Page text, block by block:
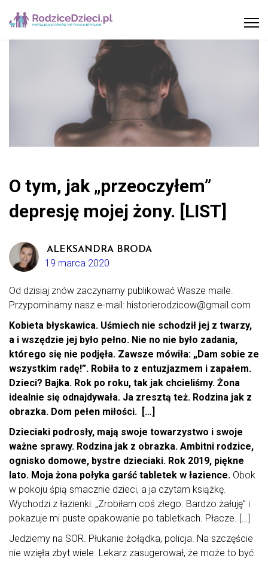
O tym, jak „przeoczyłem”
depresję mojej żony. [LIST]
ALEKSANDRA BRODA
19 marca 2020
Od dzisiaj znów zaczynamy publikować Wasze maile.
Przypominamy nasz e-mail: historierodzicow@gmail.com
Kobieta błyskawica. Uśmiech nie schodził jej z twarzy,
a i wszędzie jej było pełno. Nie no nie było zadania,
którego się nie podjęła. Zawsze mówiła: „Dam sobie ze
wszystkim radę!”. Robiła to z entuzjazmem i zapałem.
Dzieci? Bajka. Rok po roku, tak jak chcieliśmy. Żona
idealnie się odnajdywała. Ja zresztą też. Rodzina jak z
obrazka. Dom pełen miłości. […]
Dzieciaki podrosły, mają swoje towarzystwo i swoje
ważne sprawy. Rodzina jak z obrazka. Ambitni rodzice,
ognisko domowe, bystre dzieciaki. Rok 2019, piękne
lato. Moja żona połyka garść tabletek w łazience. Obok
w pokoju śpią smacznie dzieci, a ja czytam książkę.
Wychodzi z łazienki: „Zrobiłam coś złego. Bardzo żałuję” i
pokazuje mi puste opakowanie po tabletkach. Płacze. […]
Jedziemy na SOR. Płukanie żołądka, policja. Na szczęście
nie wzięła zbyt wiele. Lekarz zasugerował, że może to być